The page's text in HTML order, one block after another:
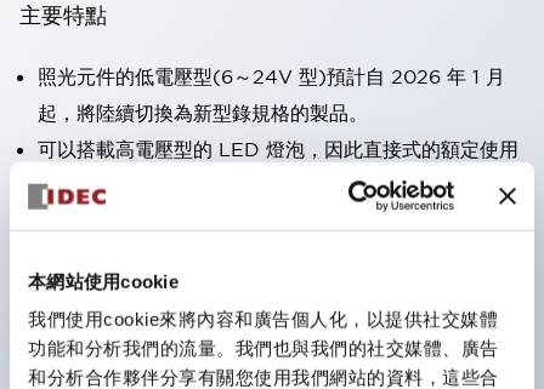
本網站使用cookie
我們使用cookie來將內容和廣告個人化，以提供社交媒體
功能和分析我們的流量。我們也與我們的社交媒體、廣告
和分析合作夥伴分享有關您使用我們網站的資料，這些合
主要特點
照光元件的低電壓型(6～24V 型)預計自 2026 年 1 月
起，將陸續切換為新型錄規格的製品。
可以搭載高電壓型的 LED 燈泡，因此直接式的額定使用
電壓最高可支援至 240V。
一顆 LED 燈泡即可呈現六種顏色（LSRD 燈泡）。以往
需分色管理的 LED 燈泡，如今可用單一顆燈泡呈現多種
顏色。